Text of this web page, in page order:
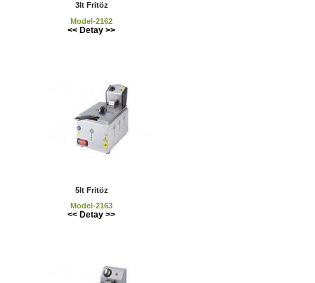
3lt Fritöz
Model-2162
<< Detay >>
5lt Fritöz
Model-2163
<< Detay >>